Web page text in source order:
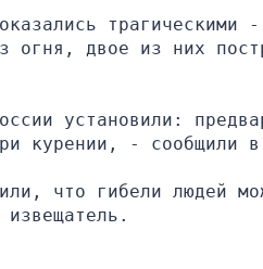
огня, двое из них
установили:
курении, - сообщили в
что гибели людей
извещатель.